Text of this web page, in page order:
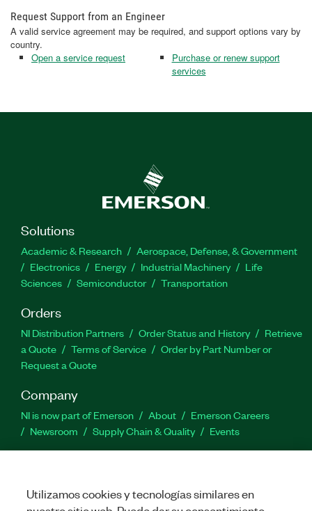
Request Support from an Engineer
A valid service agreement may be required, and support options vary by
country.
Open a service request
Purchase or renew support
services
Solutions
Academic & Research
Aerospace, Defense, & Government
Electronics
Energy Industrial Machinery
Life
Sciences
Semiconductor Transportation
Orders
NI Distribution Partners Order Status and History
Retrieve
a Quote
Terms of Service
Order by Part Number or
Request a Quote
Company
NI is now part of Emerson About
Emerson Careers
Newsroom
Supply Chain & Quality Events
Activate a Product
Submit a Service Request
Utilizamos cookies y tecnologías similares en